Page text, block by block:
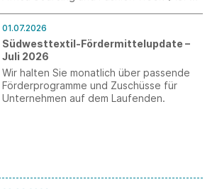
sind bis zum 3. August möglich.
01.07.2026
Südwesttextil-Fördermittelupdate –
Juli 2026
Wir halten Sie monatlich über passende
Förderprogramme und Zuschüsse für
Unternehmen auf dem Laufenden.